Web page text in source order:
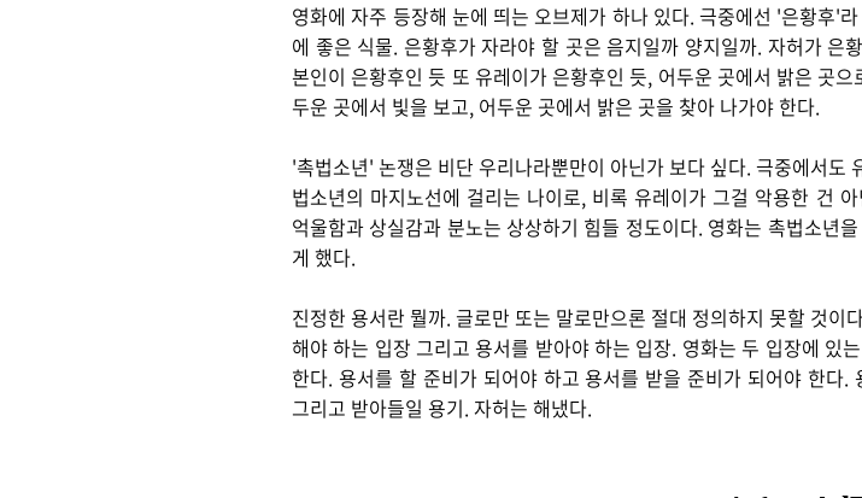
영화에 자주 등장해 눈에 띄는 오브제가 하나 있다. 극중에선 '은황후'
에 좋은 식물. 은황후가 자라야 할 곳은 음지일까 양지일까. 자허가 은
본인이 은황후인 듯 또 유레이가 은황후인 듯, 어두운 곳에서 밝은 곳
두운 곳에서 빛을 보고, 어두운 곳에서 밝은 곳을 찾아 나가야 한다.
'촉법소년' 논쟁은 비단 우리나라뿐만이 아닌가 보다 싶다. 극중에서도
법소년의 마지노선에 걸리는 나이로, 비록 유레이가 그걸 악용한 건
억울함과 상실감과 분노는 상상하기 힘들 정도이다. 영화는 촉법소년
게 했다.
진정한 용서란 뭘까. 글로만 또는 말로만으론 절대 정의하지 못할 것
해야 하는 입장 그리고 용서를 받아야 하는 입장. 영화는 두 입장에 있
한다. 용서를 할 준비가 되어야 하고 용서를 받을 준비가 되어야 한다
그리고 받아들일 용기. 자허는 해냈다.